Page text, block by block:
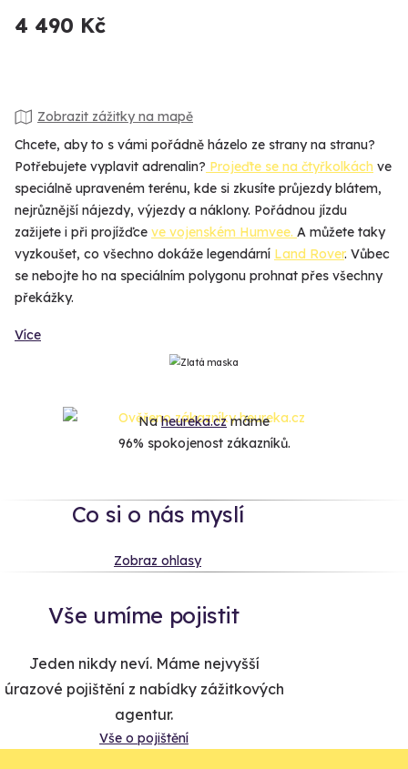
4 490 Kč
Zobrazit zážitky na mapě
Chcete, aby to s vámi pořádně házelo ze strany na stranu?
Potřebujete vyplavit adrenalin? Projeďte se na čtyřkolkách ve
speciálně upraveném terénu, kde si zkusíte průjezdy blátem,
nejrůznější nájezdy, výjezdy a náklony. Pořádnou jízdu
zažijete i při projížďce ve vojenském Humvee. A můžete taky
vyzkoušet, co všechno dokáže legendární Land Rover. Vůbec
se nebojte ho na speciálním polygonu prohnat přes všechny
překážky.
Více
Naheureka.czmáme
96% spokojenost zákazníků.
Co si o nás myslí
Zobraz ohlasy
Vše umíme pojistit
Jeden nikdy neví. Máme nejvyšší
úrazové pojištění z nabídky zážitkových
agentur.
Vše o pojištění